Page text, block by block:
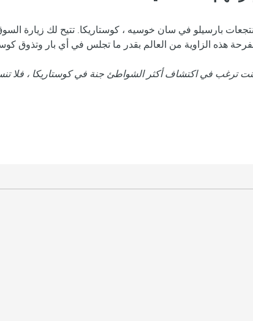
بارسيلو في سان خوسيه ، كوستاريكا. تتيح لك زيارة
ترغب في اكتشاف أكثر الشواطئ جنة في كوستاريكا ، فلا